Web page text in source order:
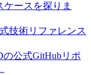
ースを探りま
技術リファレンス
の公式GitHubリポ